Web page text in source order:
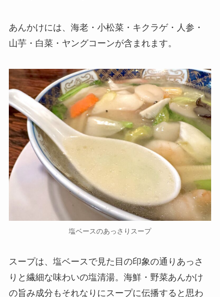
あんかけには、海老・小松菜・キクラゲ・人参・
山芋・白菜・ヤングコーンが含まれます。
塩ベースのあっさりスープ
スープは、塩ベースで見た目の印象の通りあっさ
りと繊細な味わいの塩清湯。海鮮・野菜あんかけ
の旨み成分もそれなりにスープに伝播すると思わ